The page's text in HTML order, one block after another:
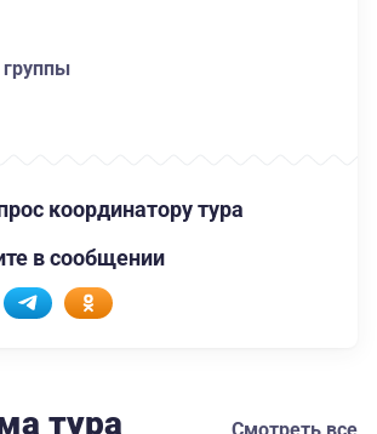
координатору тура
в сообщении
тура